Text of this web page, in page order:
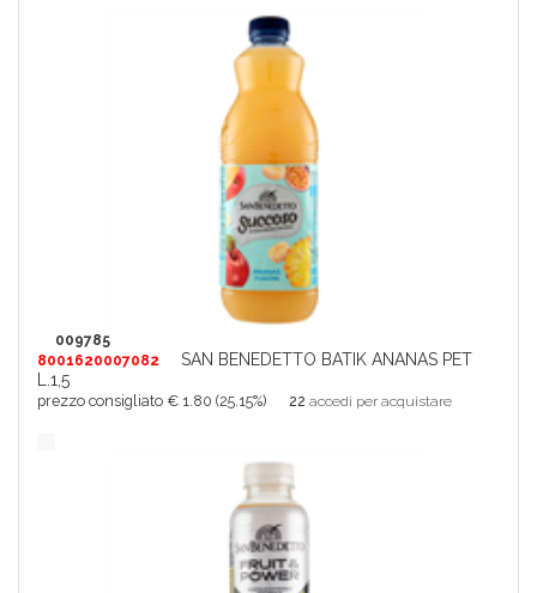
009785
8001620007082
SAN BENEDETTO BATIK ANANAS PET
L.1,5
prezzo consigliato € 1.80 (25.15%) 22 accedi per acquistare